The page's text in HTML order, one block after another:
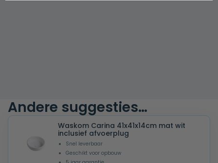
Andere suggesties…
Waskom Carina 41x41x14cm mat wit
inclusief afvoerplug
Snel leverbaar
Geschikt voor opbouw